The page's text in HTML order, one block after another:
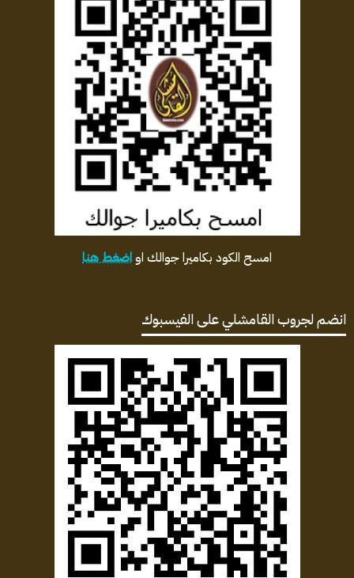
امسح الكود بكاميرا جوالك اواضغط هنا
انضم لجروب القامشلي على الفيسبوك